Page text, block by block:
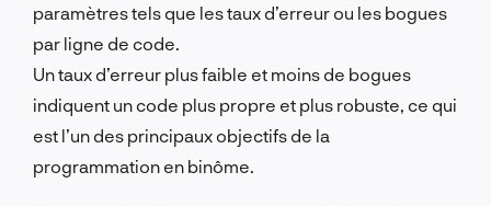
paramètres tels que les taux d’erreur ou les bogues
par ligne de code.
Un taux d’erreur plus faible et moins de bogues
indiquent un code plus propre et plus robuste, ce qui
est l’un des principaux objectifs de la
programmation en binôme.